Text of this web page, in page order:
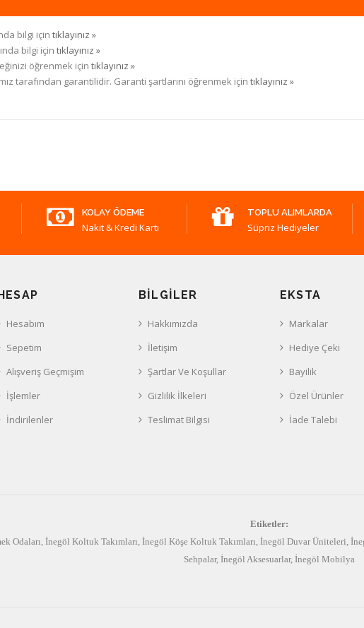
bilgi için tıklayınız »
bilgi için tıklayınız »
öğrenmek için tıklayınız »
tarafından garantilidir. Garanti şartlarını öğrenmek için tıklayınız »
KOLAY ÖDEME
Nakit & Kredi Kartı
TOPLU ALIMLARDA
Süpriz Hediyeler
Hesabım
Sepetim
Alışveriş Geçmişim
İşlemler
İndirilenler
BILGILER
Hakkımızda
İletişim
Şartlar Ve Koşullar
Gizlilik İlkeleri
Teslimat Bilgisi
EKSTA
Markalar
Hediye Çeki
Bayilik
Özel Ürünler
İade Talebi
Etiketler:
Odaları İnegöl Koltuk Takımları İnegöl Köşe Koltuk Takımları İnegöl Duvar Üniteleri
Sehpalar, İnegöl Aksesuarlar, İnegöl Mobilya